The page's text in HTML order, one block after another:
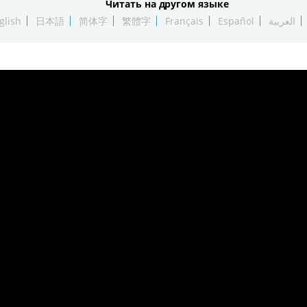
Читать на другом языке
日本語 简体字 繁體字 Français Español العربية